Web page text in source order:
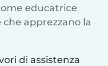
educatrice
apprezzano la
di assistenza